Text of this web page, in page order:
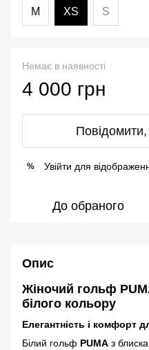
М XS S
Немає в наявності
4 000 грн
% Увійти для
До обраного
Опис
Жіночий гольф
білого кольору
Елегантність і комфорт
Білий гольф PUMA з